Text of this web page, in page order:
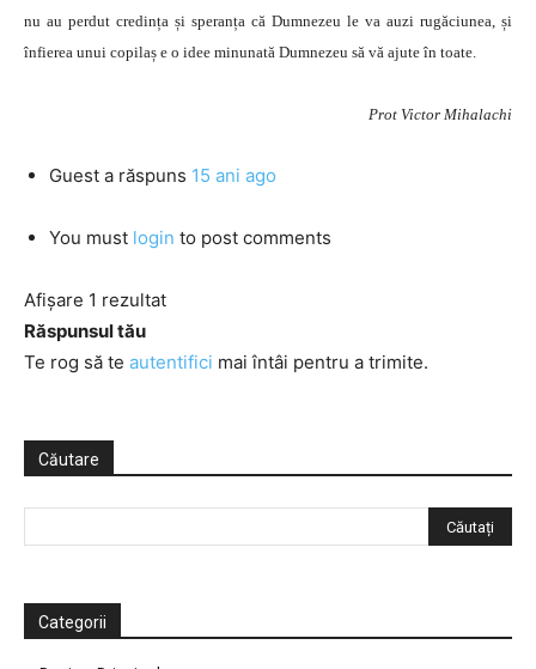
nu au perdut credința și speranța că Dumnezeu le va auzi rugăciunea, și
înfierea unui copilaș e o idee minunată Dumnezeu să vă ajute în toate.
Prot Victor Mihalachi
Guest a răspuns 15 ani ago
You must login to post comments
Afișare 1 rezultat
Răspunsul tău
Te rog să te autentifici mai întâi pentru a trimite.
Căutare
Categorii